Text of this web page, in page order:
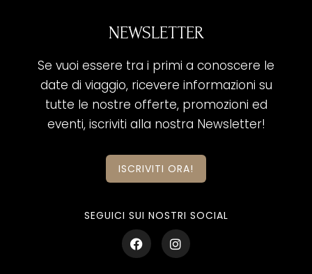
NEWSLETTER
Se vuoi essere tra i primi a conoscere le
date di viaggio, ricevere informazioni su
tutte le nostre offerte, promozioni ed
eventi, iscriviti alla nostra Newsletter!
ISCRIVITI ORA!
SEGUICI SUI NOSTRI SOCIAL